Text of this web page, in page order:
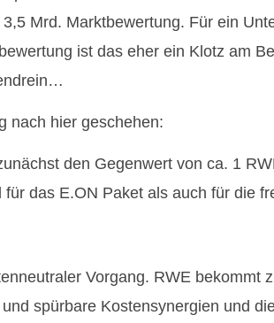
Mrd. Marktbewertung. Für ein
ist das eher ein Klotz am
nach hier geschehen:
den Gegenwert von ca. 1
das E.ON Paket als auch für die
Vorgang. RWE bekommt
spürbare Kostensynergien und